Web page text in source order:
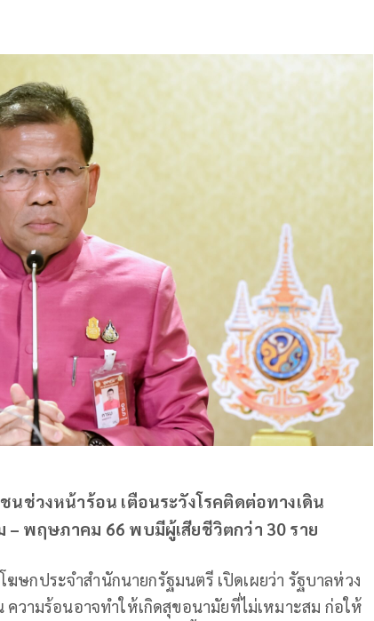
ช่วงหน้าร้อน เตือนระวังโรคติดต่อทางเดิน
– พฤษภาคม 66 พบมีผู้เสียชีวิตกว่า 30 ราย
ษกประจำสำนักนายกรัฐมนตรี เปิดเผยว่า รัฐบาลห่วง
วามร้อนอาจทำให้เกิดสุขอนามัยที่ไม่เหมาะสม ก่อให้